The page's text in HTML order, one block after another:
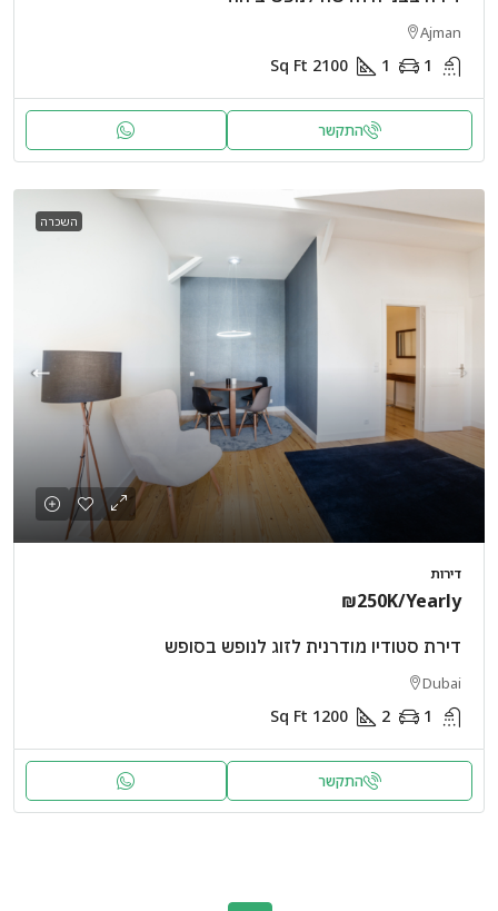
Ajman
1
1
2100
Sq Ft
התקשר
השכרה
דירות
₪250K/Yearly
דירת סטודיו מודרנית לזוג לנופש בסופש
Dubai
1
2
1200
Sq Ft
התקשר